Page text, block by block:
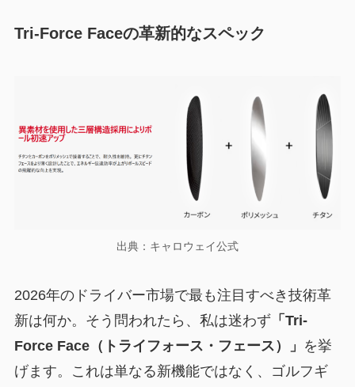
Tri-Force Faceの革新的なスペック
出典：キャロウェイ公式
2026年のドライバー市場で最も注目すべき技術革
新は何か。そう問われたら、私は迷わず「Tri-
Force Face（トライフォース・フェース）」 を挙
げます。これは単なる新機能ではなく、ゴルフギ